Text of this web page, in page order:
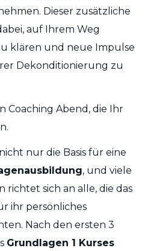
Dieser zusätzliche
auf Ihrem Weg
klären und neue Impulse
Dekonditionierung zu
Coaching Abend, die Ihr
nur die Basis für eine
, und viele
richtet sich an alle, die das
ihr persönliches
Nach den ersten 3
Grundlagen 1 Kurses